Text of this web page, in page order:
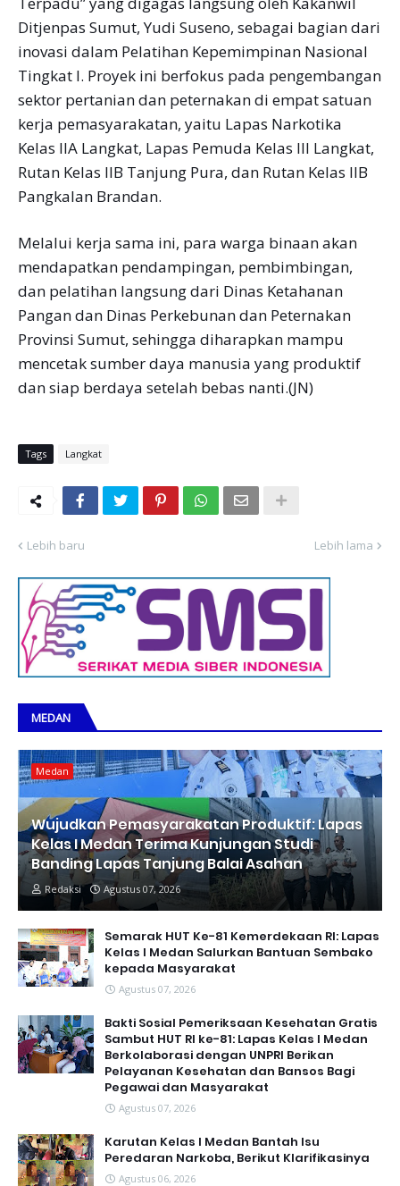
Ditjenpas Sumut, Yudi Suseno, sebagai bagian dari
inovasi dalam Pelatihan Kepemimpinan Nasional
Tingkat I. Proyek ini berfokus pada pengembangan
sektor pertanian dan peternakan di empat satuan
kerja pemasyarakatan, yaitu Lapas Narkotika
Kelas IIA Langkat, Lapas Pemuda Kelas III Langkat,
Rutan Kelas IIB Tanjung Pura, dan Rutan Kelas IIB
Pangkalan Brandan.
Melalui kerja sama ini, para warga binaan akan
mendapatkan pendampingan, pembimbingan,
dan pelatihan langsung dari Dinas Ketahanan
Pangan dan Dinas Perkebunan dan Peternakan
Provinsi Sumut, sehingga diharapkan mampu
mencetak sumber daya manusia yang produktif
dan siap berdaya setelah bebas nanti.(JN)
Tags Langkat
Lebih baru Lebih lama
MEDAN
Medan
Wujudkan Pemasyarakatan Produktif: Lapas
Kelas I Medan Terima Kunjungan Studi
Banding Lapas Tanjung Balai Asahan
Redaksi Agustus 07, 2026
Semarak HUT Ke-81 Kemerdekaan RI: Lapas
Kelas I Medan Salurkan Bantuan Sembako
kepada Masyarakat
Agustus 07, 2026
Bakti Sosial Pemeriksaan Kesehatan Gratis
Sambut HUT RI ke-81: Lapas Kelas I Medan
Berkolaborasi dengan UNPRI Berikan
Pelayanan Kesehatan dan Bansos Bagi
Pegawai dan Masyarakat
Agustus 07, 2026
Karutan Kelas I Medan Bantah Isu
Peredaran Narkoba, Berikut Klarifikasinya
Agustus 06, 2026